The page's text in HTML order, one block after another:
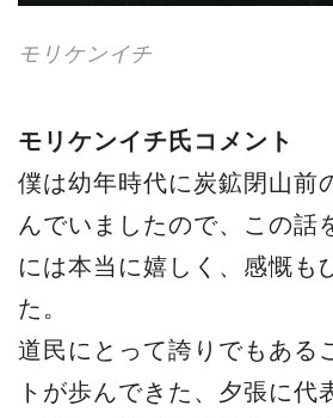
モリケンイチ
モリケンイチ⽒コメント
僕は幼年時代に炭鉱閉⼭前
んでいましたので、この話
には本当に嬉しく、感慨も
た。
道⺠にとって誇りでもある
トが歩んできた、⼣張に代